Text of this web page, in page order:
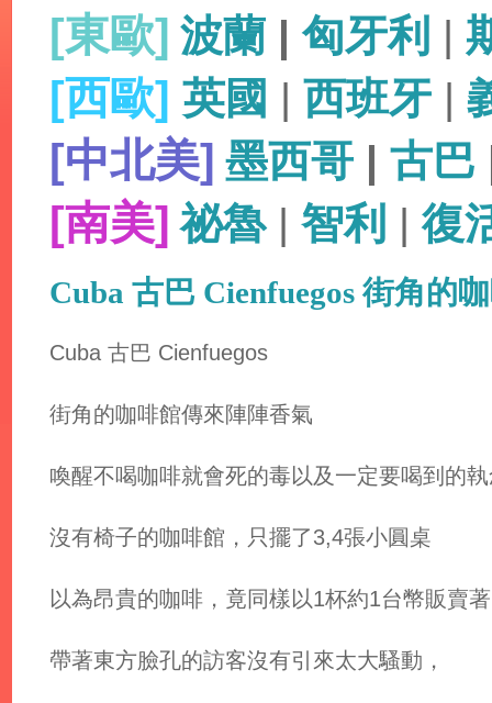
[東歐] 波蘭 | 匈牙利 |
[西歐] 英國 | 西班牙 |
[中北美] 墨西哥 | 古巴
[南美] 祕魯| 智利 |復
Cuba 古巴 Cienfuegos 街角的
Cuba 古巴 Cienfuegos
街角的咖啡館傳來陣陣香氣
喚醒不喝咖啡就會死的毒以及一定要喝到的
沒有椅子的咖啡館，只擺了3,4張小圓桌
以為昂貴的咖啡，竟同樣以1杯約1台幣販賣
帶著東方臉孔的訪客沒有引來太大騷動，